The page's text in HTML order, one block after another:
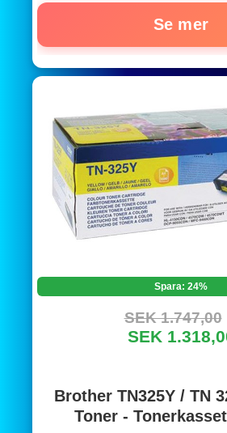
Se mer
Spara: 24%
SEK 1.747,00
SEK
Brother TN325Y / TN
Toner -